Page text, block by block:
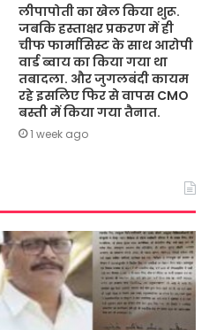
लीपापोती का खेल किया शुरू.
जबकि हस्ताक्षर प्रकरण में ही
चीफ फार्मासिस्ट के साथ आरोपी
वार्ड ब्वाय का किया गया था
तबादला. और जुगलबंदी कायम
रहे इसलिए फिर से वापस CMO
बस्ती में किया गया तैनात.
1 week ago